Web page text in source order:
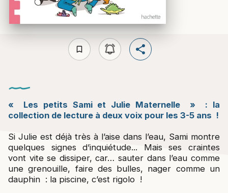
bookmark_border
« Les petits Sami et Julie Maternelle » : la
collection de lecture à deux voix pour les 3-5 ans !
Si Julie est déjà très à l’aise dans l’eau, Sami montre
quelques signes d’inquiétude... Mais ses craintes
vont vite se dissiper, car… sauter dans l’eau comme
une grenouille, faire des bulles, nager comme un
dauphin : la piscine, c’est rigolo !